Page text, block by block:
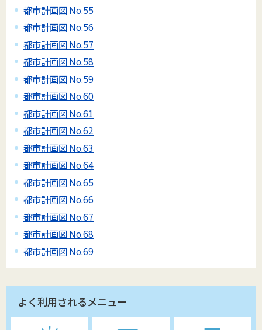
都市計画図 No.55
都市計画図 No.56
都市計画図 No.57
都市計画図 No.58
都市計画図 No.59
都市計画図 No.60
都市計画図 No.61
都市計画図 No.62
都市計画図 No.63
都市計画図 No.64
都市計画図 No.65
都市計画図 No.66
都市計画図 No.67
都市計画図 No.68
都市計画図 No.69
よく利用されるメニュー